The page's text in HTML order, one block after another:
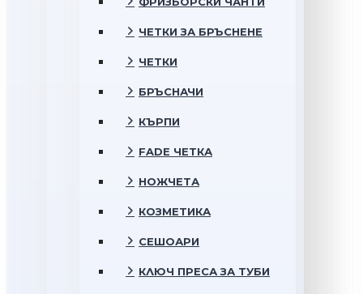
ЧЕТКИ ЗА БРЪСНЕНЕ
ЧЕТКИ
БРЪСНАЧИ
КЪРПИ
FADE ЧЕТКА
НОЖЧЕТА
КОЗМЕТИКА
СЕШОАРИ
КЛЮЧ ПРЕСА ЗА ТУБИ